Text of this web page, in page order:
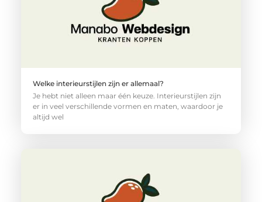
Welke interieurstijlen zijn er allemaal?
Je hebt niet alleen maar één keuze. Interieurstijlen zijn
er in veel verschillende vormen en maten, waardoor je
altijd wel